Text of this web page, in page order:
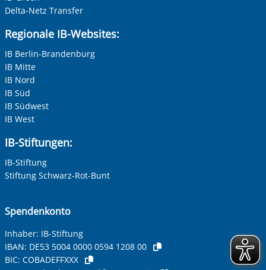
Delta-Netz Transfer
Regionale IB-Websites:
IB Berlin-Brandenburg
IB Mitte
IB Nord
IB Süd
IB Südwest
IB West
IB-Stiftungen:
IB-Stiftung
Stiftung Schwarz-Rot-Bunt
Spendenkonto
Inhaber: IB-Stiftung
IBAN: DE53 5004 0000 0594 1208 00
BIC: COBADEFFXXX